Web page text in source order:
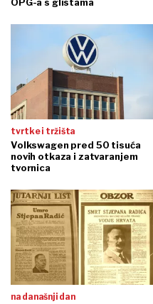
tvrtke i tržišta
Volkswagen pred 50 tisuća
novih otkaza i zatvaranjem
tvornica
na današnji dan